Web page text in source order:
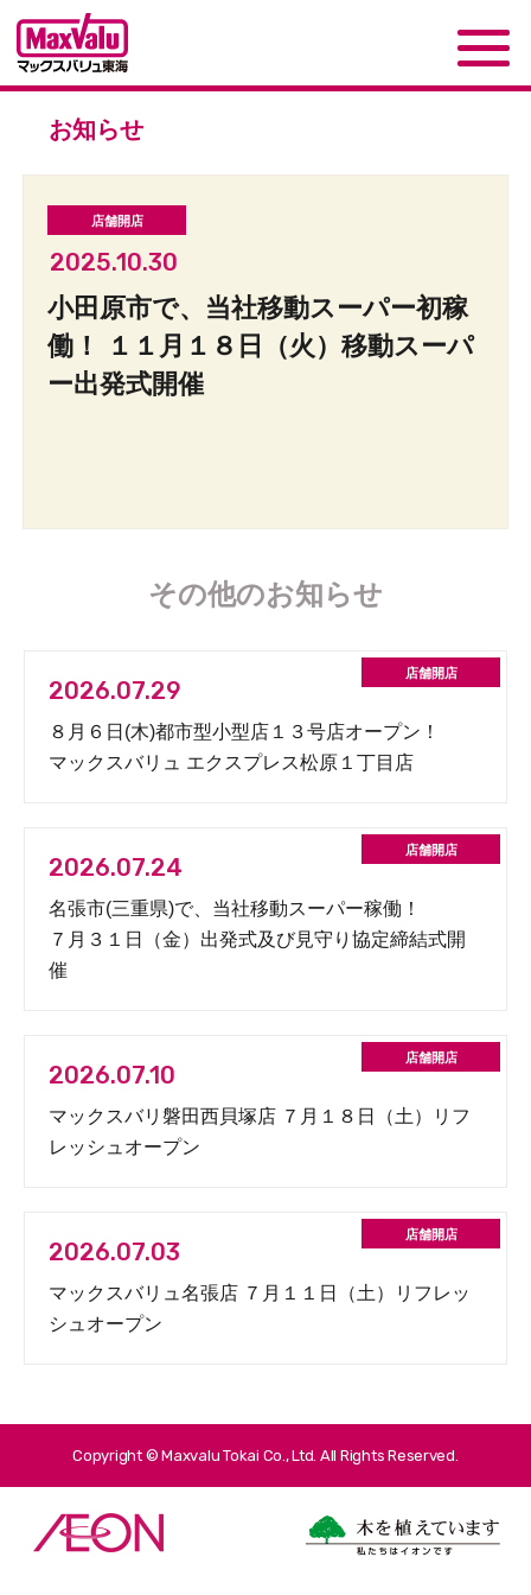
お知らせ
2025.10.30
小田原市で、当社移動スーパー初稼
働！ １１月１８日（火）移動スーパ
ー出発式開催
その他のお知らせ
2026.07.29
８月６日(木)都市型小型店１３号店オープン！
マックスバリュ エクスプレス松原１丁目店
2026.07.24
名張市(三重県)で、当社移動スーパー稼働！
７月３１日（金）出発式及び見守り協定締結式開
催
2026.07.10
マックスバリ磐田西貝塚店 ７月１８日（土）リフ
レッシュオープン
2026.07.03
マックスバリュ名張店 ７月１１日（土）リフレッ
シュオープン
Copyright © Maxvalu Tokai Co., Ltd. All Rights Reserved.